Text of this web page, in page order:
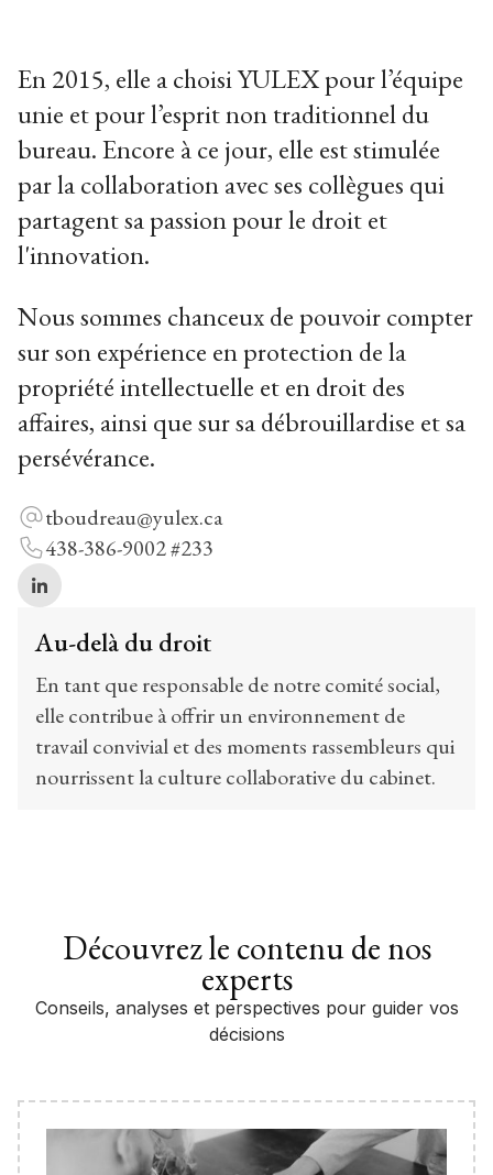
En 2015, elle a choisi YULEX pour l’équipe
unie et pour l’esprit non traditionnel du
bureau. Encore à ce jour, elle est stimulée
par la collaboration avec ses collègues qui
partagent sa passion pour le droit et
l'innovation.
Nous sommes chanceux de pouvoir compter
sur son expérience en protection de la
propriété intellectuelle et en droit des
affaires, ainsi que sur sa débrouillardise et sa
persévérance.
tboudreau@yulex.ca
438-386-9002 #233
Au-delà du droit
En tant que responsable de notre comité social,
elle contribue à offrir un environnement de
travail convivial et des moments rassembleurs qui
nourrissent la culture collaborative du cabinet.
Découvrez le contenu de nos
experts
Conseils, analyses et perspectives pour guider vos
décisions